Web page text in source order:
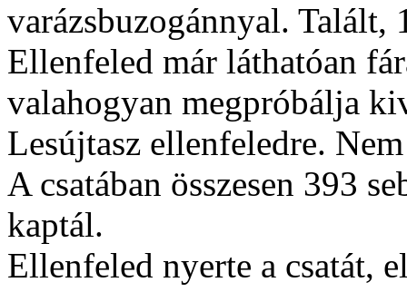
varázsbuzogánnyal. Talált,
Ellenfeled már láthatóan
valahogyan megpróbálja
Lesújtasz ellenfeledre.
A csatában összesen 393
kaptál.
Ellenfeled nyerte a csatát,